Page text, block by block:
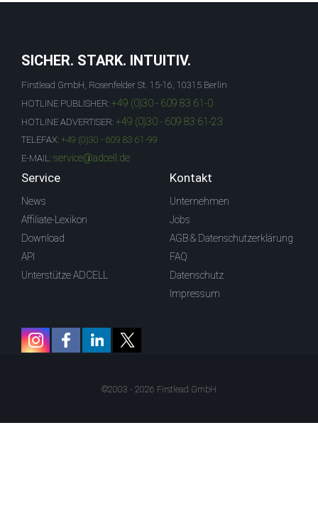
SICHER. STARK. INTUITIV.
Firstlead GmbH, Rosenfelder St. 15-16, 10315 Berlin
HOTLINE PUBLISHER: +49 (0)30 - 609 83 61-0
HOTLINE ADVERTISER: +49 (0)30 - 609 83 61-23
TELEFAX: +49 (0)30 - 609 83 61-99
E-MAIL: service@adcell.de
Service
News
Affiliate-Lexikon
Download
API
Unterstütze ADCELL
Kontakt
Unternehmen
Jobs
AGB & Datenschutzerklärung
FAQ
Datenschutz
Impressum
©2003 - 2026 Firstlead GmbH